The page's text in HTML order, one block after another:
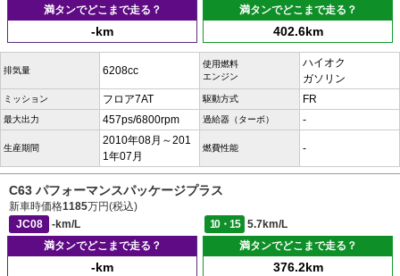
満タンでどこまで走る？
-km
満タンでどこまで走る？
402.6km
排気量 6208cc
使用燃料
エンジン
ハイオク
ガソリン
ミッション フロア7AT 駆動方式 FR
最大出力 457ps/6800rpm 過給器（ターボ） -
生産期間
2010年08月～201
1年07月
燃費性能 -
C63 パフォーマンスパッケージプラス
新車時価格1185万円(税込)
JC08
-km/L 10・15
5.7km/L
満タンでどこまで走る？
-km
満タンでどこまで走る？
376.2km